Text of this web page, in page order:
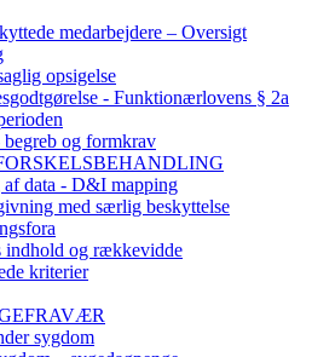
medarbejdere – Oversigt
opsigelse
- Funktionærlovens § 2a
begreb og formkrav
af data - D&I mapping
med særlig beskyttelse
indhold og rækkevidde
kriterier
sygdom